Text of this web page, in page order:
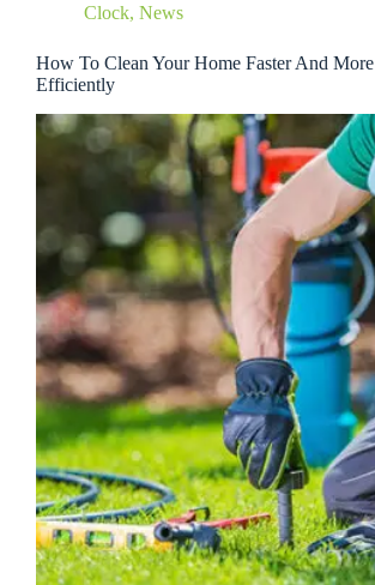
Clock, News
How To Clean Your Home Faster And More
Efficiently